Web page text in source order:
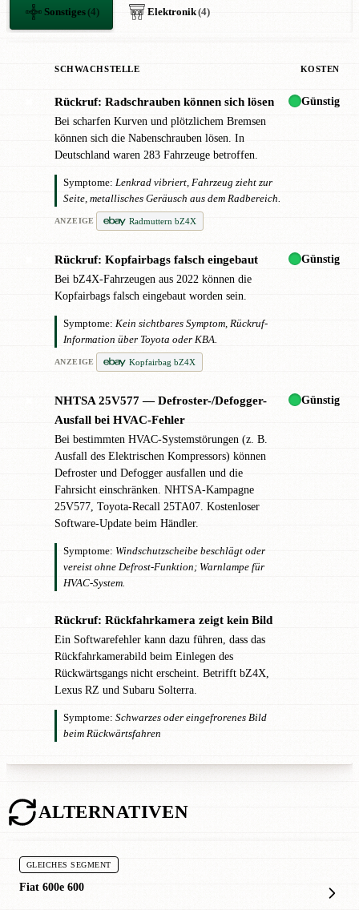
Sonstiges(4) Elektronik(4)
SCHWACHSTELLE KOSTEN
Rückruf: Radschrauben können sich lösen
Bei scharfen Kurven und plötzlichem Bremsen
können sich die Nabenschrauben lösen. In
Deutschland waren 283 Fahrzeuge betroffen.
Symptome: Lenkrad vibriert, Fahrzeug zieht zur
Seite, metallisches Geräusch aus dem Radbereich.
ANZEIGE Radmuttern bZ4X
Günstig
Rückruf: Kopfairbags falsch eingebaut
Bei bZ4X-Fahrzeugen aus 2022 können die
Kopfairbags falsch eingebaut worden sein.
Symptome: Kein sichtbares Symptom, Rückruf-
Information über Toyota oder KBA.
ANZEIGE Kopfairbag bZ4X
Günstig
NHTSA 25V577 — Defroster-/Defogger-
Ausfall bei HVAC-Fehler
Bei bestimmten HVAC-Systemstörungen (z. B.
Ausfall des Elektrischen Kompressors) können
Defroster und Defogger ausfallen und die
Fahrsicht einschränken. NHTSA-Kampagne
25V577, Toyota-Recall 25TA07. Kostenloser
Software-Update beim Händler.
Symptome: Windschutzscheibe beschlägt oder
vereist ohne Defrost-Funktion; Warnlampe für
HVAC-System.
Günstig
Rückruf: Rückfahrkamera zeigt kein Bild
Ein Softwarefehler kann dazu führen, dass das
Rückfahrkamerabild beim Einlegen des
Rückwärtsgangs nicht erscheint. Betrifft bZ4X,
Lexus RZ und Subaru Solterra.
Symptome: Schwarzes oder eingefrorenes Bild
beim Rückwärtsfahren
ALTERNATIVEN
GLEICHES SEGMENT
Fiat 600e 600